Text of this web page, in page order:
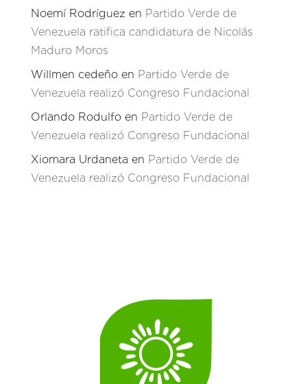
Noemí Rodríguez en Partido Verde de
Venezuela ratifica candidatura de Nicolás
Maduro Moros
Willmen cedeñoen Partido Verde de
Venezuela realizó Congreso Fundacional
Orlando Rodulfoen Partido Verde de
Venezuela realizó Congreso Fundacional
Xiomara Urdaneta en Partido Verde de
Venezuela realizó Congreso Fundacional